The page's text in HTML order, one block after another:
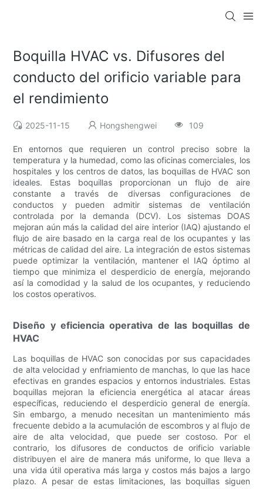
Boquilla HVAC vs. Difusores del
conducto del orificio variable para
el rendimiento
2025-11-15 Hongshengwei 109
En entornos que requieren un control preciso sobre la
temperatura y la humedad, como las oficinas comerciales, los
hospitales y los centros de datos, las boquillas de HVAC son
ideales. Estas boquillas proporcionan un flujo de aire
constante a través de diversas configuraciones de
conductos y pueden admitir sistemas de ventilación
controlada por la demanda (DCV). Los sistemas DOAS
mejoran aún más la calidad del aire interior (IAQ) ajustando el
flujo de aire basado en la carga real de los ocupantes y las
métricas de calidad del aire. La integración de estos sistemas
puede optimizar la ventilación, mantener el IAQ óptimo al
tiempo que minimiza el desperdicio de energía, mejorando
así la comodidad y la salud de los ocupantes, y reduciendo
los costos operativos.
Diseño y eficiencia operativa de las boquillas de
HVAC
Las boquillas de HVAC son conocidas por sus capacidades
de alta velocidad y enfriamiento de manchas, lo que las hace
efectivas en grandes espacios y entornos industriales. Estas
boquillas mejoran la eficiencia energética al atacar áreas
específicas, reduciendo el desperdicio general de energía.
Sin embargo, a menudo necesitan un mantenimiento más
frecuente debido a la acumulación de escombros y al flujo de
aire de alta velocidad, que puede ser costoso. Por el
contrario, los difusores de conductos de orificio variable
distribuyen el aire de manera más uniforme, lo que lleva a
una vida útil operativa más larga y costos más bajos a largo
plazo. A pesar de estas limitaciones, las boquillas siguen